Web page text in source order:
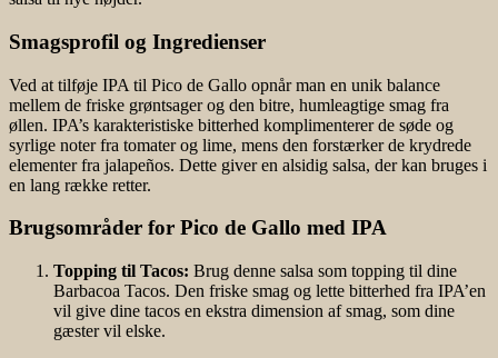
Smagsprofil og Ingredienser
Ved at tilføje IPA til Pico de Gallo opnår man en unik balance
mellem de friske grøntsager og den bitre, humleagtige smag fra
øllen. IPA’s karakteristiske bitterhed komplimenterer de søde og
syrlige noter fra tomater og lime, mens den forstærker de krydrede
elementer fra jalapeños. Dette giver en alsidig salsa, der kan bruges i
en lang række retter.
Brugsområder for Pico de Gallo med IPA
Topping til Tacos: Brug denne salsa som topping til dine
Barbacoa Tacos. Den friske smag og lette bitterhed fra IPA’en
vil give dine tacos en ekstra dimension af smag, som dine
gæster vil elske.